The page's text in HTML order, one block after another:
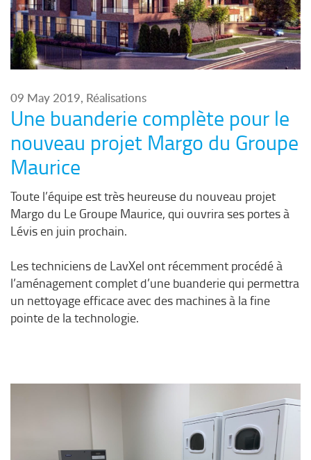
09 May 2019, Réalisations
Une buanderie complète pour le
nouveau projet Margo du Groupe
Maurice
Toute l’équipe est très heureuse du nouveau projet
Margo du Le Groupe Maurice, qui ouvrira ses portes à
Lévis en juin prochain.
Les techniciens de LavXel ont récemment procédé à
l’aménagement complet d’une buanderie qui permettra
un nettoyage efficace avec des machines à la fine
pointe de la technologie.